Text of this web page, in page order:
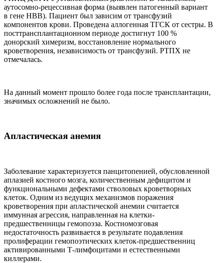
аутосомно-рецессивная форма (выявлен патогенный вариант
в гене HBB). Пациент был зависим от трансфузий
компонентов крови. Проведена аллогенная ТГСК от сестры. В
посттрансплантационном периоде достигнут 100 %
донорский химеризм, восстановление нормального
кроветворения, независимость от трансфузий. РТПХ не
отмечалась.
На данный момент прошло более года после трансплантации,
значимых осложнений не было.
Апластическая анемия
Заболевание характеризуется панцитопенией, обусловленной
аплазией костного мозга, количественным дефицитом и
функциональными дефектами стволовых кроветворных
клеток. Одним из ведущих механизмов поражения
кроветворения при апластической анемии считается
иммунная агрессия, направленная на клетки-
предшественницы гемопоэза. Костномозговая
недостаточность развивается в результате подавления
пролиферации гемопоэтических клеток-предшественниц
активированными Т-лимфоцитами и естественными
киллерами.